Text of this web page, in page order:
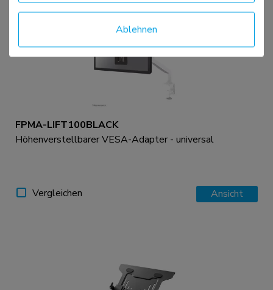
FPMA-LIFT100BLACK
Höhenverstellbarer VESA-Adapter - universal
Vergleichen Ansicht
Ablehnen